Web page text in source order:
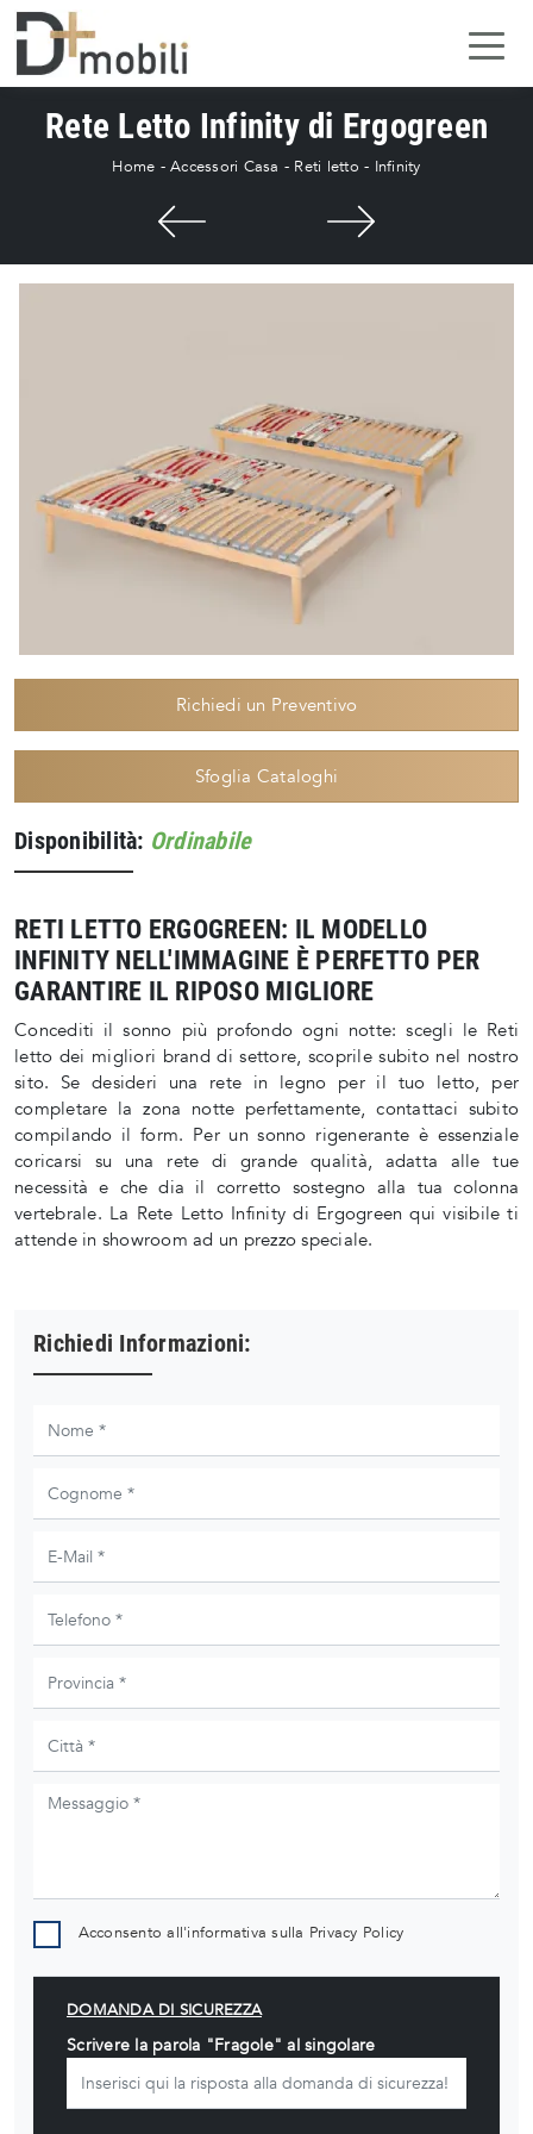
Rete Letto Infinity di Ergogreen
Home -Accessori Casa - Reti letto - Infinity
Richiedi un Preventivo
Sfoglia Cataloghi
Disponibilità: Ordinabile
RETI LETTO ERGOGREEN: IL MODELLO
INFINITY NELL'IMMAGINE È PERFETTO PER
GARANTIRE IL RIPOSO MIGLIORE
Concediti il sonno più profondo ogni notte: scegli le Reti
letto dei migliori brand di settore, scoprile subito nel nostro
sito. Se desideri una rete in legno per il tuo letto, per
completare la zona notte perfettamente, contattaci subito
compilando il form. Per un sonno rigenerante è essenziale
coricarsi su una rete di grande qualità, adatta alle tue
necessità e che dia il corretto sostegno alla tua colonna
vertebrale. La Rete Letto Infinity di Ergogreen qui visibile ti
attende in showroom ad un prezzo speciale.
Richiedi Informazioni:
Acconsento all'informativa sulla Privacy Policy
DOMANDA DI SICUREZZA
Scrivere la parola "Fragole" al singolare